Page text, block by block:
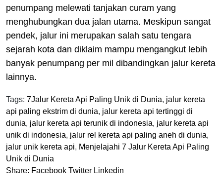
penumpang melewati tanjakan curam yang
menghubungkan dua jalan utama. Meskipun sangat
pendek, jalur ini merupakan salah satu tengara
sejarah kota dan diklaim mampu mengangkut lebih
banyak penumpang per mil dibandingkan jalur kereta
lainnya.
Tags: 7Jalur Kereta Api Paling Unik di Dunia, jalur kereta
api paling ekstrim di dunia, jalur kereta api tertinggi di
dunia, jalur kereta api terunik di indonesia, jalur kereta api
unik di indonesia, jalur rel kereta api paling aneh di dunia,
jalur unik kereta api, Menjelajahi 7 Jalur Kereta Api Paling
Unik di Dunia
Share: Facebook Twitter Linkedin